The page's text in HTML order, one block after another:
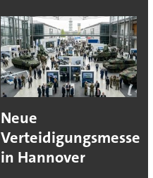
Neue
Verteidigungsmesse
in Hannover